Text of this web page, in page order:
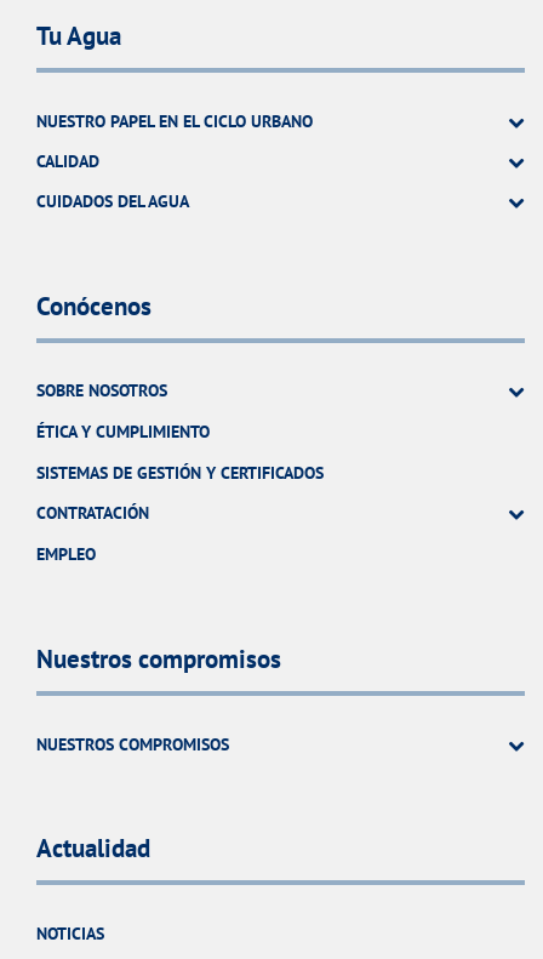
Tu Agua
NUESTRO PAPEL EN EL CICLO URBANO
CALIDAD
CUIDADOS DEL AGUA
Conócenos
SOBRE NOSOTROS
ÉTICA Y CUMPLIMIENTO
SISTEMAS DE GESTIÓN Y CERTIFICADOS
CONTRATACIÓN
EMPLEO
Nuestros compromisos
NUESTROS COMPROMISOS
Actualidad
NOTICIAS